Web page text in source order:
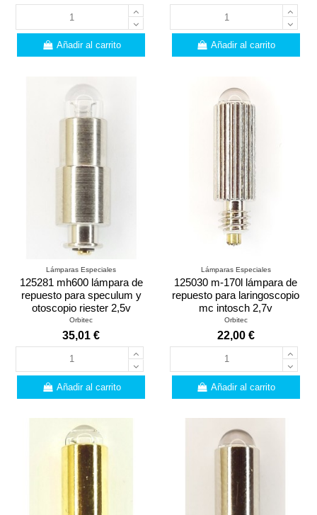
Añadir al carrito Añadir al carrito
Lámparas Especiales
125281 mh600 lámpara de
repuesto para speculum y
otoscopio riester 2,5v
Orbitec
35,01 €
Añadir al carrito
Lámparas Especiales
125030 m-170l lámpara de
repuesto para laringoscopio
mc intosch 2,7v
Orbitec
22,00 €
Añadir al carrito